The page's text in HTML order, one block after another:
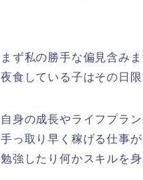
まず私の勝手な偏見含みま
夜食している子はその日
自身の成長やライフプラ
手っ取り早く稼げる仕事が
勉強したり何かスキルを